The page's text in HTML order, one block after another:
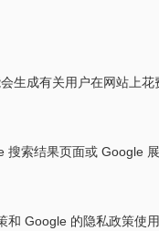
生成有关用户在网站上
索结果页面或 Google
Google 的隐私政策使